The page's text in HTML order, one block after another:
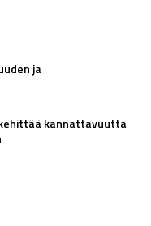
ja
kannattavuutta